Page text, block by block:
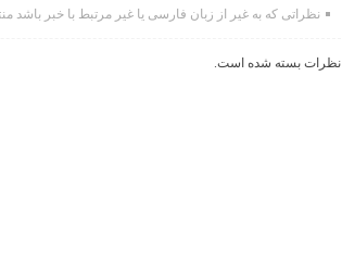
نظراتی که به غیر از زبان فارسی یا غیر مرتبط با خبر باشد
نظرات بسته شده است.